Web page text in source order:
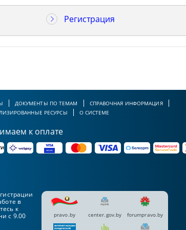
Регистрация
ДОКУМЕНТЫ ПО ТЕМАМ
СПРАВОЧНАЯ ИНФОРМАЦИЯ
РЕСУРСЫ
О СИСТЕМЕ
к оплате
в
к
с 9.00
pravo.by center.gov.by forumpravo.by